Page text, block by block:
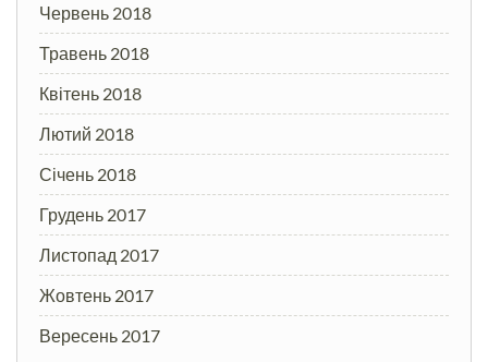
Червень 2018
Травень 2018
Квітень 2018
Лютий 2018
Січень 2018
Грудень 2017
Листопад 2017
Жовтень 2017
Вересень 2017